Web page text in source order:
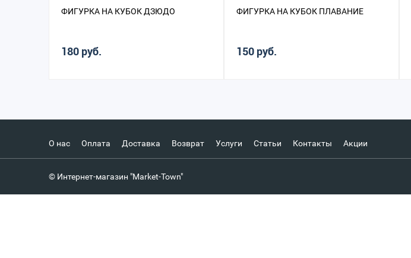
ФИГУРКА НА КУБОК ДЗЮДО
180 руб.
ФИГУРКА НА КУБОК ПЛАВАНИЕ
150 руб.
О нас Оплата Доставка Возврат Услуги Статьи Контакты Акции
© Интернет-магазин "Market-Town"